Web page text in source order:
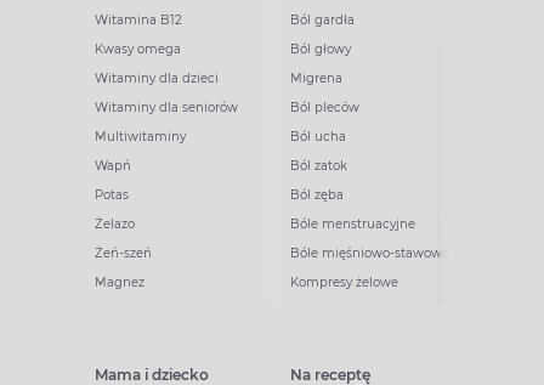
Witamina B12
Kwasy omega
Witaminy dla dzieci
Witaminy dla seniorów
Multiwitaminy
Wapń
Potas
Żelazo
Żeń-szeń
Magnez
Ból gardła
Ból głowy
Migrena
Ból pleców
Ból ucha
Ból zatok
Ból zęba
Bóle menstruacyjne
Bóle mięśniowo-stawowe
Kompresy żelowe
Mama i dziecko Na receptę